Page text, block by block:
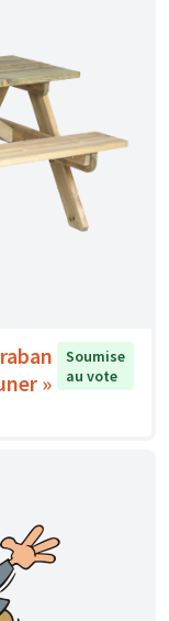
»
Soumise
au vote